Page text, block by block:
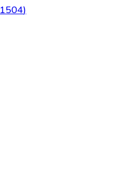
1504)